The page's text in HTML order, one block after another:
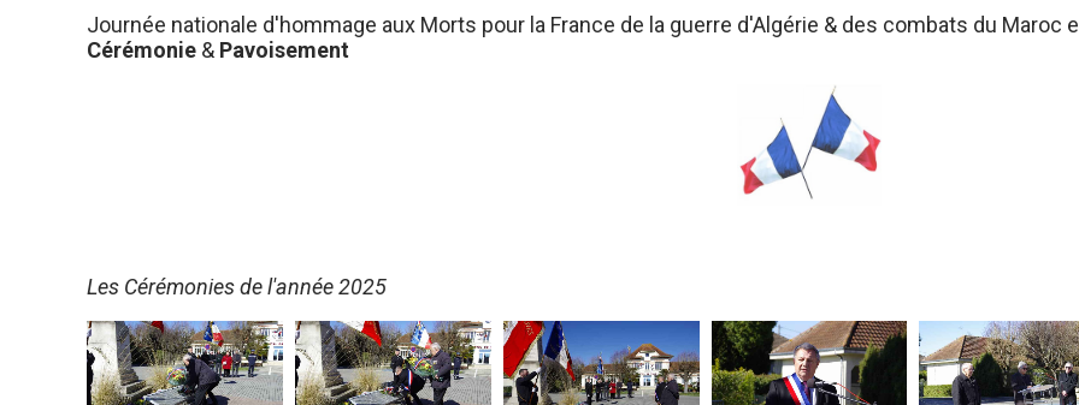
Journée nationale d'hommage aux Morts pour la France de la guerre d'Algérie & des combats du Maroc
Cérémonie & Pavoisement
Les Cérémonies de l'année 2025